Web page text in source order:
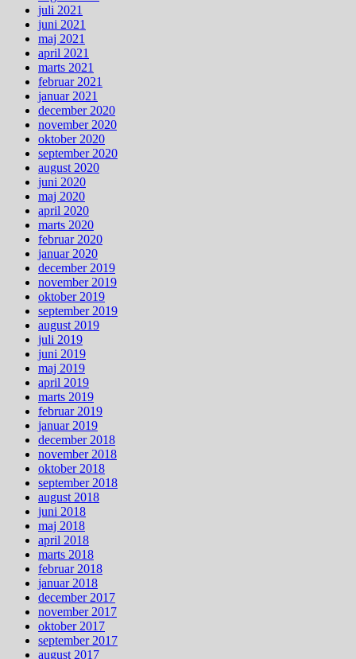
juli 2021
juni 2021
maj 2021
april 2021
marts 2021
februar 2021
januar 2021
december 2020
november 2020
oktober 2020
september 2020
august 2020
juni 2020
maj 2020
april 2020
marts 2020
februar 2020
januar 2020
december 2019
november 2019
oktober 2019
september 2019
august 2019
juli 2019
juni 2019
maj 2019
april 2019
marts 2019
februar 2019
januar 2019
december 2018
november 2018
oktober 2018
september 2018
august 2018
juni 2018
maj 2018
april 2018
marts 2018
februar 2018
januar 2018
december 2017
november 2017
oktober 2017
september 2017
august 2017